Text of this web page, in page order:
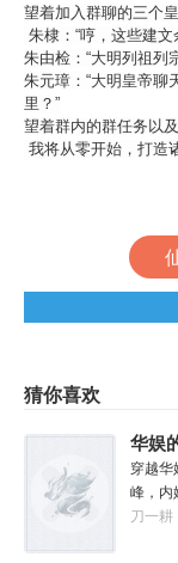
望着加入群聊的三个
朱棣：“哼，这些建
朱由检：“大明列祖列
朱元璋：“大明皇帝聊
里？”
望着群内的群任务以
我将从零开始，打造
猜你喜欢
华娱
穿越华
峰，内
接打穿
刀一耕